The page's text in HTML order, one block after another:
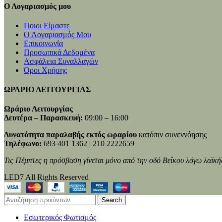
Ο Λογαριασμός μου
Ποιοι Είμαστε
Ο Λογαριασμός Μου
Επικοινωνία
Προσωπικά Δεδομένα
Ασφάλεια Συναλλαγών
Όροι Χρήσης
ΩΡΑΡΙΟ ΛΕΙΤΟΥΡΓΙΑΣ
Ωράριο Λειτουργίας
Δευτέρα – Παρασκευή: 09:00 – 16:00
Δυνατότητα παραλαβής εκτός ωραρίου κατόπιν συνεννόησης
Τηλέφωνο: 693 401 1362 | 210 2222659
Τις Πέμπτες η πρόσβαση γίνεται μόνο από την οδό Βεΐκου λόγω
LED7 All Rights Reserved
Search
Εσωτερικός Φωτισμός